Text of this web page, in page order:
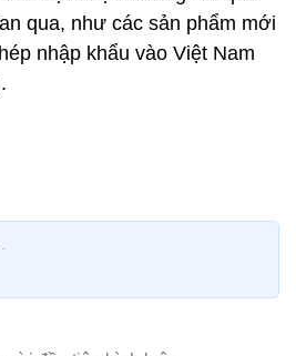
qua, như các sản phẩm mới
nhập khẩu vào Việt Nam